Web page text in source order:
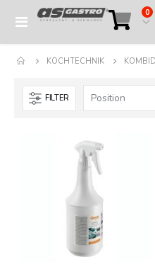
Navigation
Cart
0
KOCHTECHNIK
FILTER